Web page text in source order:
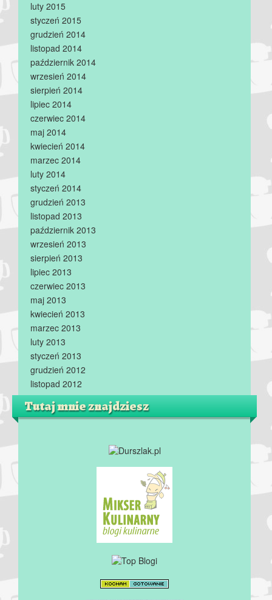
luty 2015
styczeń 2015
grudzień 2014
listopad 2014
październik 2014
wrzesień 2014
sierpień 2014
lipiec 2014
czerwiec 2014
maj 2014
kwiecień 2014
marzec 2014
luty 2014
styczeń 2014
grudzień 2013
listopad 2013
październik 2013
wrzesień 2013
sierpień 2013
lipiec 2013
czerwiec 2013
maj 2013
kwiecień 2013
marzec 2013
luty 2013
styczeń 2013
grudzień 2012
listopad 2012
Tutaj mnie znajdziesz